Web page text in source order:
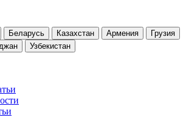
Беларусь Казахстан Армения
Грузия
Узбекистан